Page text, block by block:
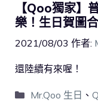
【Qoo獨家】
樂！生日賀圖
2021/08/03 作者:
還陸續有來喔！
Mr.Qoo 生日 、